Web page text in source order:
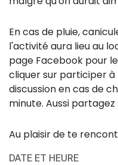
En cas de pluie,
l'activité aura lieu au
page Facebook pour
cliquer sur participer
discussion en cas de
minute. Aussi partagez
Au plaisir de te
DATE ET HEURE